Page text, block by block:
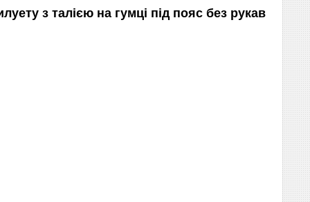
з талією на гумці під пояс без рукав